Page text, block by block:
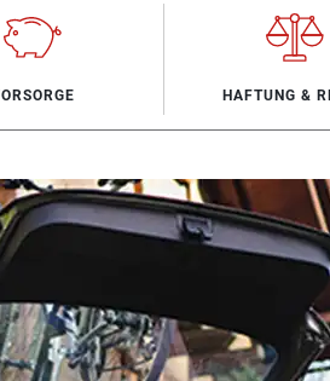
HAFTUNG &